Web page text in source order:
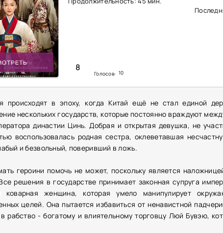
8
Голосов: 10
происходят в эпоху, когда Китай ещё не стал единой
нескольких государств, которые постоянно враждуют
династии Цинь. Добрая и открытая девушка, не
воспользовалась родная сестра, оклеветавшая
и безвольный, поверивший в ложь.
героини помочь не может, поскольку является
решения в государстве принимает законная супруга
коварная женщина, которая умело манипулирует
целей. Она пытается избавиться от ненавистной
рабство - богатому и влиятельному торговцу Люй Бувэю,